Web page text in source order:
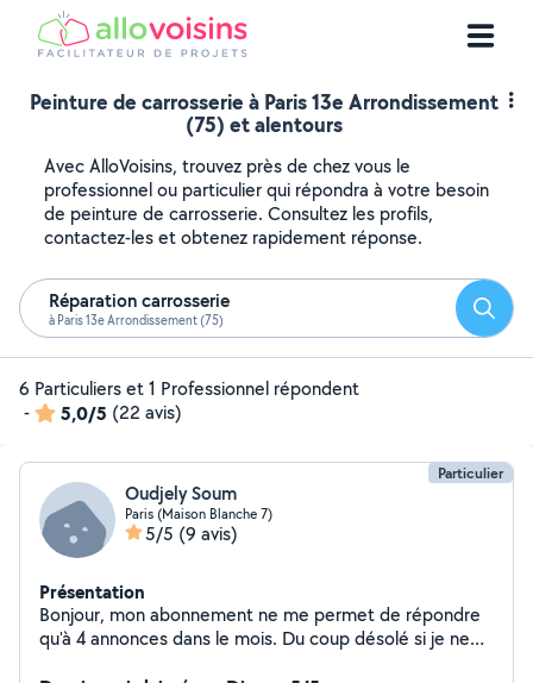
Peinture de carrosserie à Paris 13e Arrondissement
(75) et alentours
Avec AlloVoisins, trouvez près de chez vous le
professionnel ou particulier qui répondra à votre besoin
de peinture de carrosserie. Consultez les profils,
contactez-les et obtenez rapidement réponse.
Réparation carrosserie
à Paris 13e Arrondissement (75)
6 Particuliers et 1 Professionnel répondent
-
5,0/5 (22 avis)
Particulier
Oudjely Soum
Paris (Maison Blanche 7)
5/5 (9 avis)
Présentation
Bonjour, mon abonnement ne me permet de répondre
qu'à 4 annonces dans le mois. Du coup désolé si je ne